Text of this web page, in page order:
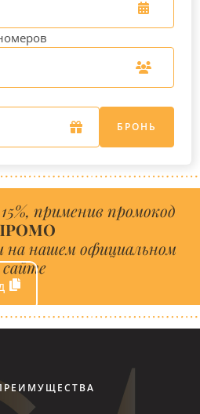
БРОНЬ
применив промокод
на нашем официальном
сайте